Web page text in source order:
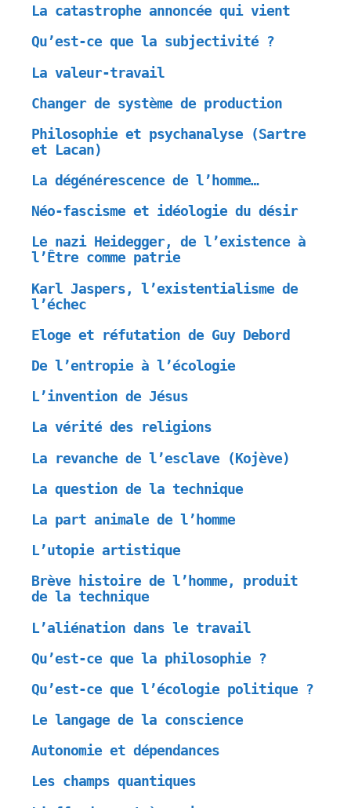
La catastrophe annoncée qui vient
Qu’est-ce que la subjectivité ?
La valeur-travail
Changer de système de production
Philosophie et psychanalyse (Sartre
et Lacan)
La dégénérescence de l’homme…
Néo-fascisme et idéologie du désir
Le nazi Heidegger, de l’existence à
l’Être comme patrie
Karl Jaspers, l’existentialisme de
l’échec
Eloge et réfutation de Guy Debord
De l’entropie à l’écologie
L’invention de Jésus
La vérité des religions
La revanche de l’esclave (Kojève)
La question de la technique
La part animale de l’homme
L’utopie artistique
Brève histoire de l’homme, produit
de la technique
L’aliénation dans le travail
Qu’est-ce que la philosophie ?
Qu’est-ce que l’écologie politique ?
Le langage de la conscience
Autonomie et dépendances
Les champs quantiques